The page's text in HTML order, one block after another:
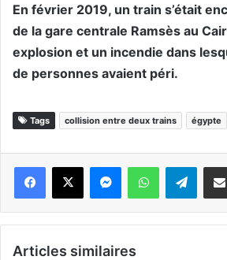
En février 2019, un train s’était
de la gare centrale Ramsès au
explosion et un incendie dans
de personnes avaient péri.
Tags collision entre deux trains égypte
WhatsApp Telegram
Articles similaires